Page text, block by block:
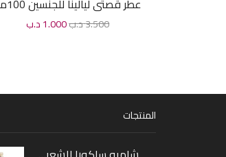
3.500د.ب1.000د.ب
المنتجات